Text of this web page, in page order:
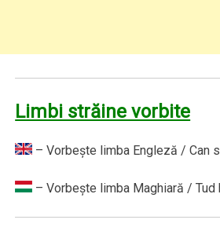
Limbi străine vorbite
– Vorbeşte limba Engleză / Can
– Vorbeşte limba Maghiară / Tud